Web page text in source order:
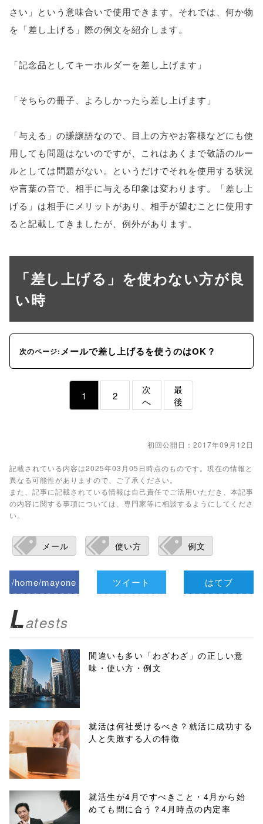
さい」という意味合いで使用できます。それでは、何か物
を「差し上げる」際の例文を紹介します。
「記念品としてキーホルダーを差し上げます」
「そちらの冊子、よろしかったら差し上げます」
「与える」の謙譲語なので、目上の方やお客様などにも使
用しても問題はないのですが、これはあくまで敬語のルー
ルとしては問題がない。というだけでそれを使用する状況
や言葉の音で、相手に与える印象は変わります。「差し上
げる」は相手にメリットがあり、相手が望むことに使用す
ると記載してきましたが、例外があります。
「差し上げる」を使わない方が良
い時
次のページ:メールで差し上げるを使うのはOK？
1 2
次
へ
最
後
初回公開日：2017年09月12日
記載されている内容は2025年03月05日時点のものです。現在の情報と
異なる可能性がありますので、ご了承ください。
また、記事に記載されている情報は自己責任でご活用いただき、本記事
の内容に関する事項については、専門家等に相談するようにしてくださ
い。
メール 使い方 例文
/home/mayone
biz.jp/public_ht
ml/wp-
content/themes
/tapbiz_theme/
parts/sns-
buttons.php on
line10
/1009816"
onclick="windo
ツイート はてブ
Latests
間違いも多い「わざわざ」の正しい意
味・使い方・例文
就活は何社受けるべき？就活に成功する
人と失敗する人の特徴
就活生が4月ですべきこと・4月から始
めても間に合う？4月時点の内定率